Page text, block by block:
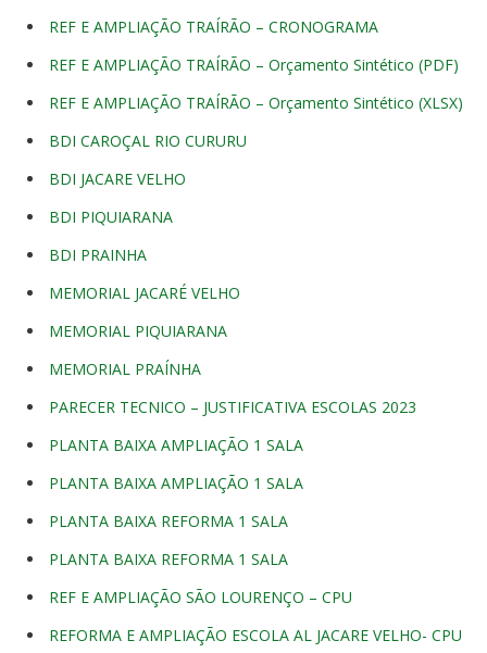
REF E AMPLIAÇÃO TRAÍRÃO – CRONOGRAMA
REF E AMPLIAÇÃO TRAÍRÃO – Orçamento Sintético (PDF)
REF E AMPLIAÇÃO TRAÍRÃO – Orçamento Sintético (XLSX)
BDI CAROÇAL RIO CURURU
BDI JACARE VELHO
BDI PIQUIARANA
BDI PRAINHA
MEMORIAL JACARÉ VELHO
MEMORIAL PIQUIARANA
MEMORIAL PRAÍNHA
PARECER TECNICO – JUSTIFICATIVA ESCOLAS 2023
PLANTA BAIXA AMPLIAÇÃO 1 SALA
PLANTA BAIXA AMPLIAÇÃO 1 SALA
PLANTA BAIXA REFORMA 1 SALA
PLANTA BAIXA REFORMA 1 SALA
REF E AMPLIAÇÃO SÃO LOURENÇO – CPU
REFORMA E AMPLIAÇÃO ESCOLA AL JACARE VELHO- CPU